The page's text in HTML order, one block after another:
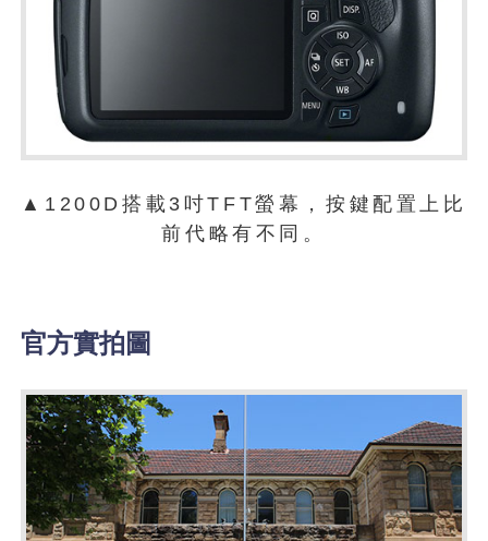
▲1200D搭載3吋TFT螢幕，按鍵配置上比
前代略有不同。
官方實拍圖